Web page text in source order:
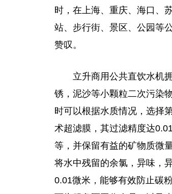
时，在上海、重庆、海口、
站、步行街、景区、公园等
赞叹。
立升商用公共直饮水机
锈，泥沙等小颗粒二次污染
时可以根据水质情况，选择
术超滤膜，其过滤精度达
等，并保留有益的矿物质微
将水中残留的余氯，异味，
0.01微米，能够有效防止碳